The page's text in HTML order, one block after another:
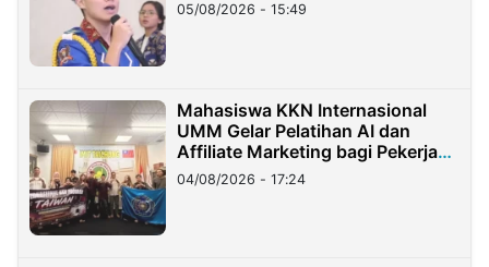
05/08/2026 - 15:49
Mahasiswa KKN Internasional
UMM Gelar Pelatihan AI dan
Affiliate Marketing bagi Pekerja
Migran Indonesia di Taiwan
04/08/2026 - 17:24